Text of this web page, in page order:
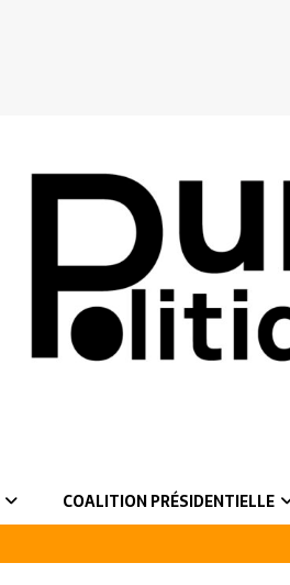
COALITION PRÉSIDENTIELLE